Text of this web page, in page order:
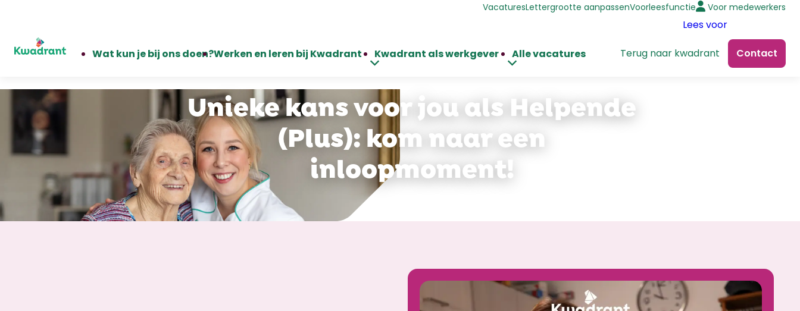
Wat kun je bij ons doen?Werken en leren bij Kwadrant Kwadrant als werkgever Alle vacatures
Lees voor
Terug naar kwadrant Contact
VacaturesLettergrootte aanpassenVoorleesfunctie Voor medewerkers
Unieke kans voor jou als Helpende
(Plus): kom naar een
inloopmoment!